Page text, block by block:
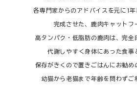
各専門家からのアドバイスを元に1
完成させた、鹿肉キャットフ
高タンパク・低脂肪の鹿肉は、完全
代謝しやすく身体にあった食事
保存がきくので置きごはんにお勧め
幼猫から老猫まで年齢を問わずご